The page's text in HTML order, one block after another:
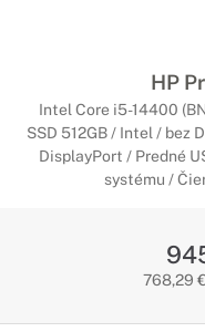
HP
Intel Core i5-14400
SSD 512GB / Intel / bez
DisplayPort / Predné
systému /
768,29